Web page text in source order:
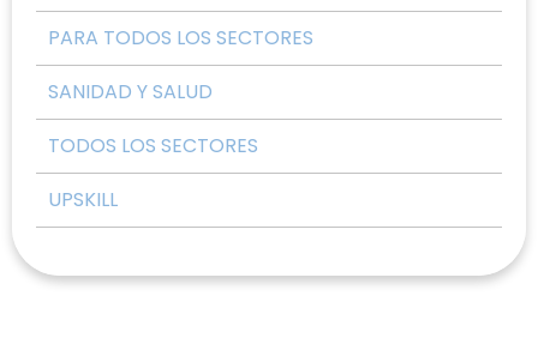
PARA TODOS LOS SECTORES
SANIDAD Y SALUD
TODOS LOS SECTORES
UPSKILL